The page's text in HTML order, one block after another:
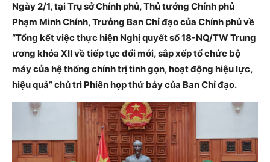
Ngày 2/1, tại Trụ sở Chính phủ, Thủ tướng Chính phủ
Phạm Minh Chính, Trưởng Ban Chỉ đạo của Chính phủ về
“Tổng kết việc thực hiện Nghị quyết số 18-NQ/TW Trung
ương khóa XII về tiếp tục đổi mới, sắp xếp tổ chức bộ
máy của hệ thống chính trị tinh gọn, hoạt động hiệu lực,
hiệu quả” chủ trì Phiên họp thứ bảy của Ban Chỉ đạo.